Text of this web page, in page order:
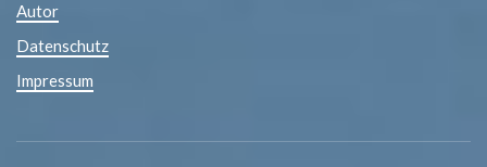
Autor
Datenschutz
Impressum